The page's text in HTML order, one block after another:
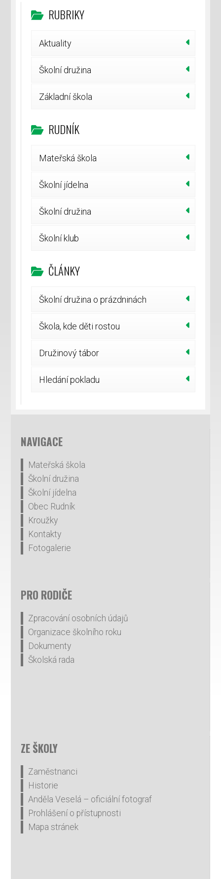
RUBRIKY
Aktuality
Školní družina
Základní škola
RUDNÍK
Mateřská škola
Školní jídelna
Školní družina
Školní klub
ČLÁNKY
Školní družina o prázdninách
Škola, kde děti rostou
Družinový tábor
Hledání pokladu
NAVIGACE
Mateřská škola
Školní družina
Školní jídelna
Obec Rudník
Kroužky
Kontakty
Fotogalerie
PRO RODIČE
Zpracování osobních údajů
Organizace školního roku
Dokumenty
Školská rada
ZE ŠKOLY
Zaměstnanci
Historie
Anděla Veselá – oficiální fotograf
Prohlášení o přístupnosti
Mapa stránek